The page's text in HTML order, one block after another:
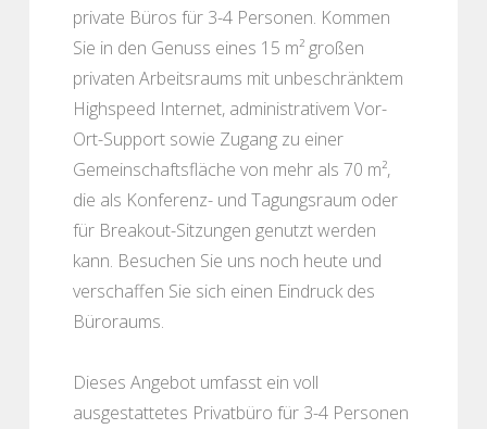
private Büros für 3-4 Personen. Kommen
Sie in den Genuss eines 15 m² großen
privaten Arbeitsraums mit unbeschränktem
Highspeed Internet, administrativem Vor-
Ort-Support sowie Zugang zu einer
Gemeinschaftsfläche von mehr als 70 m²,
die als Konferenz- und Tagungsraum oder
für Breakout-Sitzungen genutzt werden
kann. Besuchen Sie uns noch heute und
verschaffen Sie sich einen Eindruck des
Büroraums.
Dieses Angebot umfasst ein voll
ausgestattetes Privatbüro für 3-4 Personen